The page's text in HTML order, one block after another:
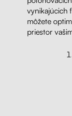
vynikajúcich
môžete
priestor